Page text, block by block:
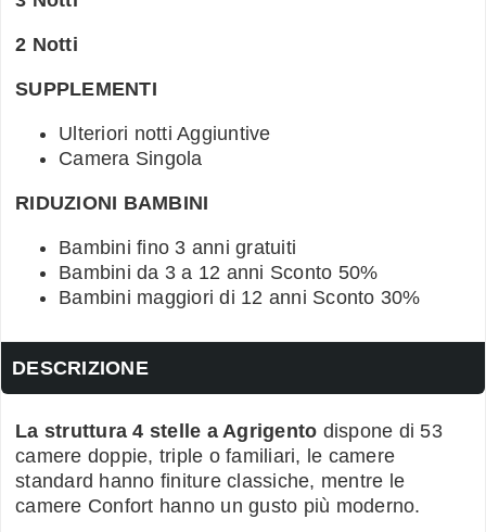
2 Notti
SUPPLEMENTI
Ulteriori notti Aggiuntive
Camera Singola
RIDUZIONI BAMBINI
Bambini fino 3 anni gratuiti
Bambini da 3 a 12 anni Sconto 50%
Bambini maggiori di 12 anni Sconto 30%
DESCRIZIONE
La struttura 4 stelle a Agrigento dispone di 53
camere doppie, triple o familiari, le camere
standard hanno finiture classiche, mentre le
camere Confort hanno un gusto più moderno.